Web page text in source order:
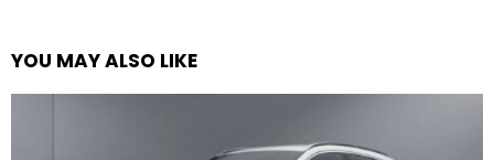
YOU MAY ALSO LIKE